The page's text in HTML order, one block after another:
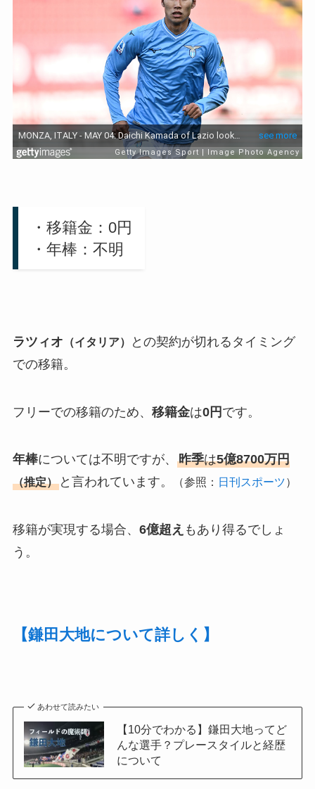
・移籍金：0円
・年棒：不明
ラツィオ （イタリア）
との契約が切れるタイミング
での移籍。
フリーでの移籍のため、 移籍金は0円 です。
年棒については不明ですが、 昨季は5億8700万円
（推定）と言われています。 （参照： 日刊スポーツ）
移籍が実現する場合、 6億超え もあり得るでしょ
う。
【鎌田大地について詳しく】
あわせて読みたい
【10分でわかる】鎌田大地ってど
んな選手？プレースタイルと経歴
について